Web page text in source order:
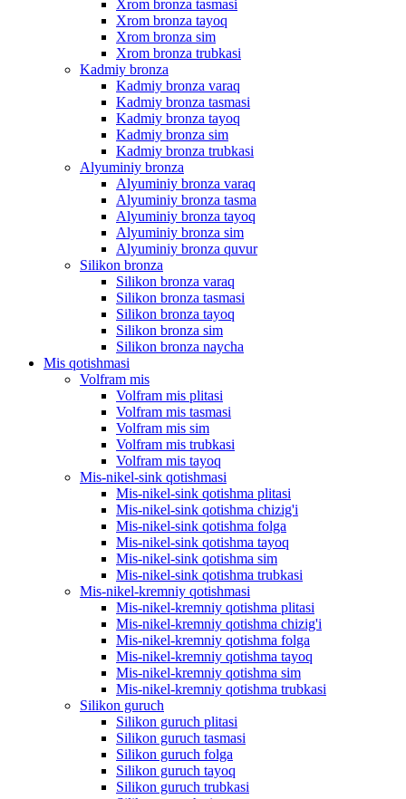
Xrom bronza tasmasi
Xrom bronza tayoq
Xrom bronza sim
Xrom bronza trubkasi
Kadmiy bronza
Kadmiy bronza varaq
Kadmiy bronza tasmasi
Kadmiy bronza tayoq
Kadmiy bronza sim
Kadmiy bronza trubkasi
Alyuminiy bronza
Alyuminiy bronza varaq
Alyuminiy bronza tasma
Alyuminiy bronza tayoq
Alyuminiy bronza sim
Alyuminiy bronza quvur
Silikon bronza
Silikon bronza varaq
Silikon bronza tasmasi
Silikon bronza tayoq
Silikon bronza sim
Silikon bronza naycha
Mis qotishmasi
Volfram mis
Volfram mis plitasi
Volfram mis tasmasi
Volfram mis sim
Volfram mis trubkasi
Volfram mis tayoq
Mis-nikel-sink qotishmasi
Mis-nikel-sink qotishma plitasi
Mis-nikel-sink qotishma chizig'i
Mis-nikel-sink qotishma folga
Mis-nikel-sink qotishma tayoq
Mis-nikel-sink qotishma sim
Mis-nikel-sink qotishma trubkasi
Mis-nikel-kremniy qotishmasi
Mis-nikel-kremniy qotishma plitasi
Mis-nikel-kremniy qotishma chizig'i
Mis-nikel-kremniy qotishma folga
Mis-nikel-kremniy qotishma tayoq
Mis-nikel-kremniy qotishma sim
Mis-nikel-kremniy qotishma trubkasi
Silikon guruch
Silikon guruch plitasi
Silikon guruch tasmasi
Silikon guruch folga
Silikon guruch tayoq
Silikon guruch trubkasi